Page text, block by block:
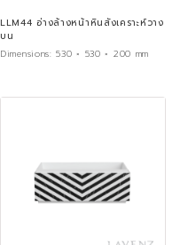
LLM44 อ่างล้างหน้าหินสังเคราะห์วาง
บน
Dimensions:530 × 530 × 200 mm